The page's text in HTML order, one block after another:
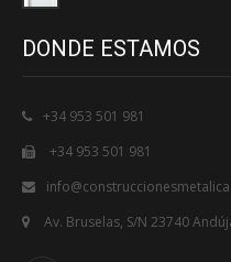
DONDE ESTAMOS
+34 953 501 981
+34 953 501 981
Av. Bruselas, S/N 23740